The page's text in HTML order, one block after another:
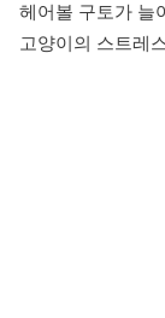
헤어볼 구토가 늘
고양이의 스트레